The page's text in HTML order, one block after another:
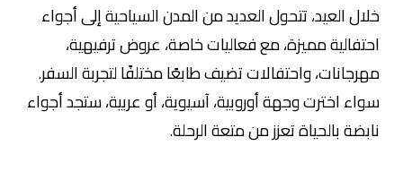
خلال العيد، تتحول العديد من المدن السياحية إلى أجواء
احتفالية مميزة، مع فعاليات خاصة، عروض ترفيهية،
مهرجانات، واحتفالات تضيف طابعًا مختلفًا لتجربة السفر.
سواء اخترت وجهة أوروبية، آسيوية، أو عربية، ستجد أجواء
نابضة بالحياة تعزز من متعة الرحلة.